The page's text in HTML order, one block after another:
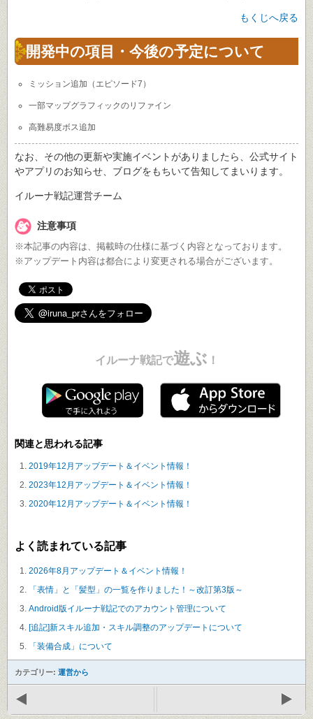
もくじへ戻る
開発中の項目・今後の予定について
ミッション追加（エピソード7）
一部マップグラフィックのリファイン
高難易度ボス追加
なお、その他の更新や実施イベントがありましたら、公式サイト
やアプリのお知らせ、ブログをもちいて告知してまいります。
イルーナ戦記運営チーム
注意事項
※本記事の内容は、掲載時の仕様に基づく内容となっております。
※アップデート内容は都合により変更される場合がございます。
イルーナ戦記で遊ぶ ！
関連と思われる記事
2019年12月アップデート＆イベント情報！
2023年12月アップデート＆イベント情報！
2020年12月アップデート＆イベント情報！
よく読まれている記事
2026年8月アップデート＆イベント情報！
「表情」と「髪型」の一覧を作りました！～改訂第3版～
Android版イルーナ戦記でのアカウント管理について
[追記]新スキル追加・スキル調整のアップデートについて
「装備合成」について
カテゴリー: 運営から